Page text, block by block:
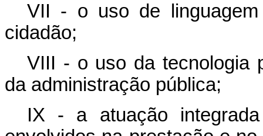
VII - o uso de
cidadão;
VIII - o uso da tecnologia
da administração pública;
IX - a atuação